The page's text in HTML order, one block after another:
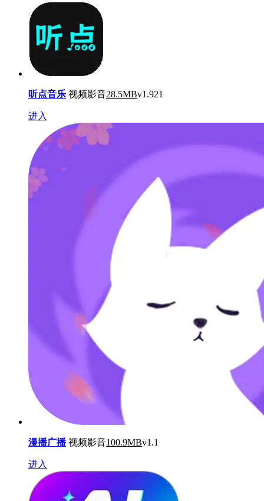
听点音乐 视频影音28.5MBv1.921
进入
漫播广播 视频影音100.9MBv1.1
进入